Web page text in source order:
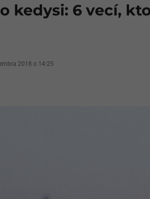
kedysi: 6 vecí,
2018 o 14:25